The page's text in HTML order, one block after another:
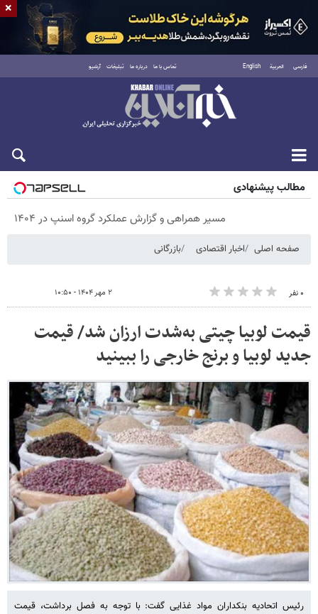
فارسی العربية English تماس با ما درباره ما تبلیغات آرشیو
پنجشنبه ۱۵ مرداد ۱۴۰۵
مطالب پیشنهادی
مسیر همراهی و گزارش عملکرد گروه اسنپ در ۱۴۰۴
صفحه اصلی اخبار اقتصادی بازرگانی
۰ نفر ۲ مهر ۱۴۰۴ - ۱۰:۵۰
قیمت لوبیا چیتی به‌شدت ارزان شد/ قیمت
جدید لوبیا و برنج خارجی را ببینید
رئیس اتحادیه بنکداران مواد غذایی گفت: با توجه به فصل برداشت، قیمت
×